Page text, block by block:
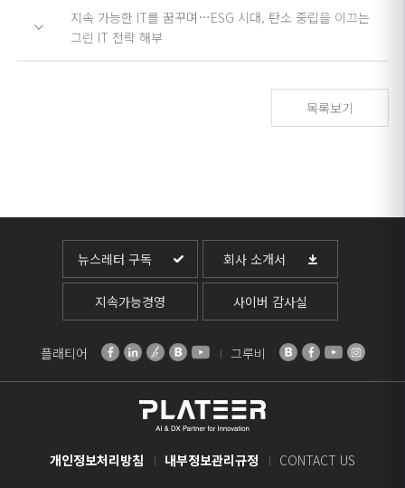
지속 가능한 IT를 꿈꾸며…ESG 시대, 탄소 중립을 이끄는
그린 IT 전략 해부
목록보기
뉴스레터 구독 회사 소개서
지속가능경영 사이버 감사실
플래티어 그루비
개인정보처리방침 내부정보관리규정 CONTACT US